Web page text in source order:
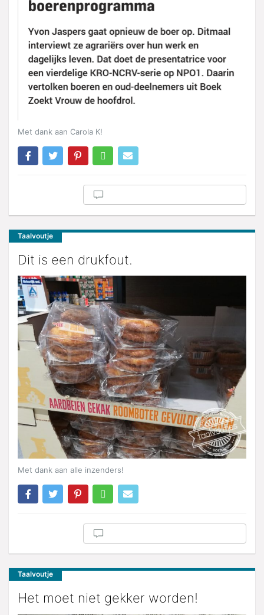
Met dank aan Carola K!
Taalvoutje
Dit is een drukfout.
Met dank aan alle inzenders!
Taalvoutje
Het moet niet gekker worden!